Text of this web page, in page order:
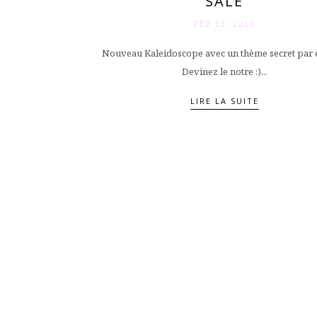
FÉV 13. 2011
Nouveau Kaleidoscope avec un thème secret par
Devinez le notre :)...
LIRE LA SUITE